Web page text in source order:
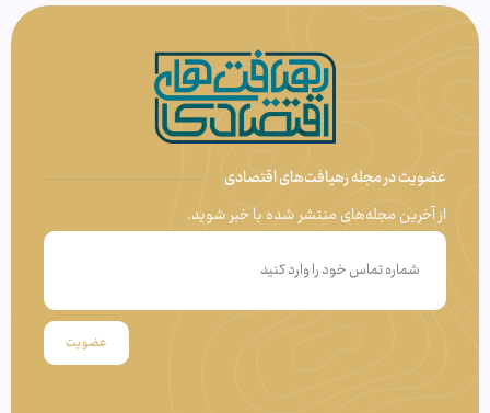
عضویت در مجله رهیافت‌های اقتصادی
از آخرین مجله‌های منتشر شده با خبر شوید.
عضویت